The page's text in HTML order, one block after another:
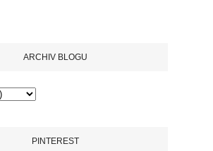
ARCHIV BLOGU
PINTEREST